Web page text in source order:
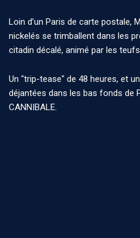
Loin d’un Paris de carte postale,
nickelés se trimballent dans les
citadin décalé, animé par les
Un "trip-tease" de 48 heures, et
déjantées dans les bas fonds de
CANNIBALE.